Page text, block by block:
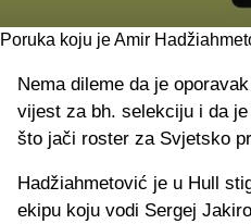
Poruka koju je Amir
Nema dileme da je
vijest za bh. selekciju i da
što jači roster za Svjetsko
Hadžiahmetović je u Hull
ekipu koju vodi Sergej